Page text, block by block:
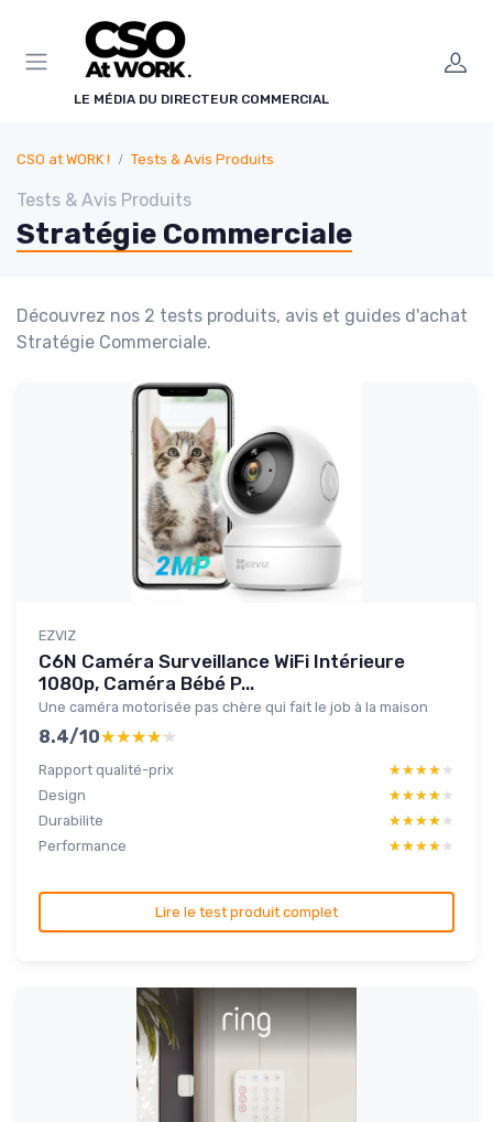
LE MÉDIA DU DIRECTEUR COMMERCIAL
CSO at WORK ! Tests & Avis Produits
Tests & Avis Produits
Stratégie Commerciale
Découvrez nos 2 tests produits, avis et guides d'achat
Stratégie Commerciale.
EZVIZ
C6N Caméra Surveillance WiFi Intérieure
1080p, Caméra Bébé P...
Une caméra motorisée pas chère qui fait le job à la maison
8.4/10★★★★★
★★★★★
Rapport qualité-prix ★★★★★
★★★★★
Design
★★★★★
★★★★★
Durabilite
★★★★★
★★★★★
Performance
★★★★★
★★★★★
Lire le test produit complet